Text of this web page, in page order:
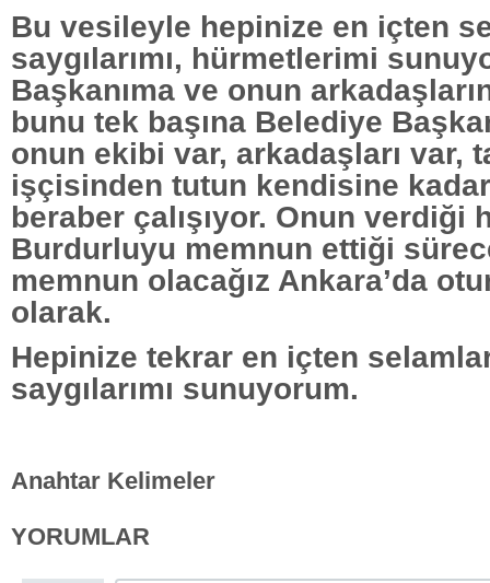
Bu vesileyle hepinize en içten
saygılarımı, hürmetlerimi
Başkanıma ve onun
bunu tek başına Belediye
onun ekibi var, arkadaşları var,
işçisinden tutun kendisine
beraber çalışıyor. Onun verdiği
Burdurluyu memnun ettiği
memnun olacağız Ankara’da
olarak.
Hepinize tekrar en içten
saygılarımı sunuyorum.
Anahtar Kelimeler
YORUMLAR